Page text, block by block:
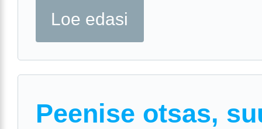
Loe edasi
Peenise otsas,